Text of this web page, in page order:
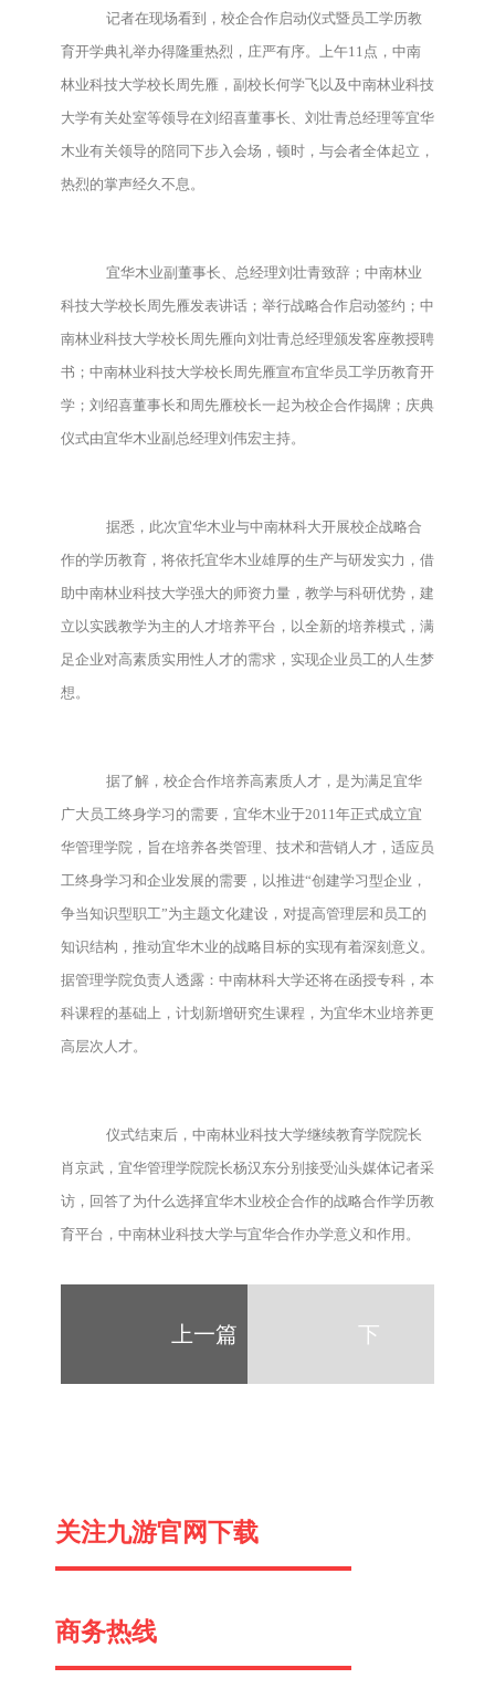
记者在现场看到，校企合作启动仪式暨员工学历教
育开学典礼举办得隆重热烈，庄严有序。上午11点，中南
林业科技大学校长周先雁，副校长何学飞以及中南林业科技
大学有关处室等领导在刘绍喜董事长、刘壮青总经理等宜华
木业有关领导的陪同下步入会场，顿时，与会者全体起立，
热烈的掌声经久不息。
宜华木业副董事长、总经理刘壮青致辞；中南林业
科技大学校长周先雁发表讲话；举行战略合作启动签约；中
南林业科技大学校长周先雁向刘壮青总经理颁发客座教授聘
书；中南林业科技大学校长周先雁宣布宜华员工学历教育开
学；刘绍喜董事长和周先雁校长一起为校企合作揭牌；庆典
仪式由宜华木业副总经理刘伟宏主持。
据悉，此次宜华木业与中南林科大开展校企战略合
作的学历教育，将依托宜华木业雄厚的生产与研发实力，借
助中南林业科技大学强大的师资力量，教学与科研优势，建
立以实践教学为主的人才培养平台，以全新的培养模式，满
足企业对高素质实用性人才的需求，实现企业员工的人生梦
想。
据了解，校企合作培养高素质人才，是为满足宜华
广大员工终身学习的需要，宜华木业于2011年正式成立宜
华管理学院，旨在培养各类管理、技术和营销人才，适应员
工终身学习和企业发展的需要，以推进“创建学习型企业，
争当知识型职工”为主题文化建设，对提高管理层和员工的
知识结构，推动宜华木业的战略目标的实现有着深刻意义。
据管理学院负责人透露：中南林科大学还将在函授专科，本
科课程的基础上，计划新增研究生课程，为宜华木业培养更
高层次人才。
仪式结束后，中南林业科技大学继续教育学院院长
肖京武，宜华管理学院院长杨汉东分别接受汕头媒体记者采
访，回答了为什么选择宜华木业校企合作的战略合作学历教
育平台，中南林业科技大学与宜华合作办学意义和作用。
上一篇 下
关注九游官网下载
商务热线